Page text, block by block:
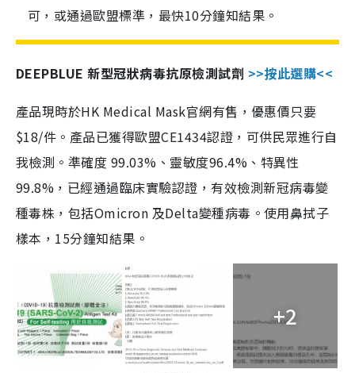
可，或通過歐盟標準，最快10分鐘知結果。
DEEPBLUE 新型冠狀病毒抗原檢測試劑 >>按此選購<<
產品現時於HK Medical Mask官網有售，優惠價只要
$18/件。產品已獲得歐盟CE1434認證，可供民眾進行自
我檢測。準確度 99.03%、靈敏度96.4%、特異性
99.8%，已經通過臨床實驗認證，有效檢測新冠病毒變
種毒株，包括Omicron 及Delta變種病毒。使用鼻拭子
樣本，15分鐘知結果。
+2